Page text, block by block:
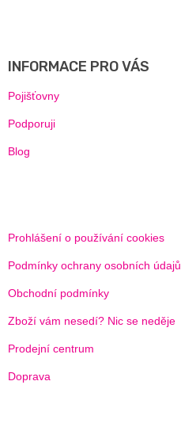
INFORMACE PRO VÁS
Pojišťovny
Podporuji
Blog
Prohlášení o používání cookies
Podmínky ochrany osobních údajů
Obchodní podmínky
Zboží vám nesedí? Nic se neděje
Prodejní centrum
Doprava